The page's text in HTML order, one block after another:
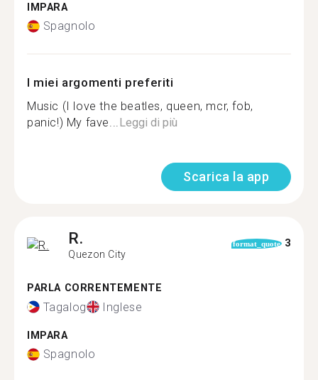
IMPARA
Spagnolo
I miei argomenti preferiti
Music (I love the beatles, queen, mcr, fob,
panic!) My fave...Leggi di più
Scarica la app
R.
Quezon City
format_quote 3
PARLA CORRENTEMENTE
Tagalog Inglese
IMPARA
Spagnolo